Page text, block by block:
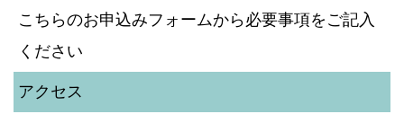
こちらのお申込みフォームから必要事項をご記入
ください
アクセス